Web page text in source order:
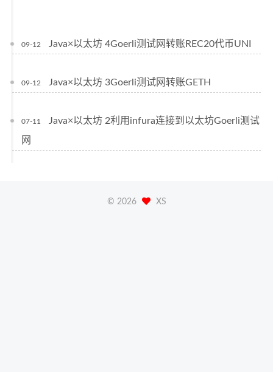
09-12 Java×以太坊 4Goerli测试网转账REC20代币UNI
09-12 Java×以太坊 3Goerli测试网转账GETH
07-11
Java×以太坊 2利用infura连接到以太坊Goerli测试
网
© 2026 XS